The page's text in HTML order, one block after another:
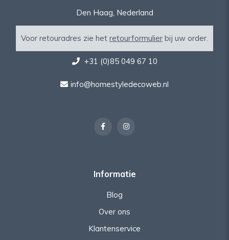
Den Haag, Nederland
Voor retouradres zie het retourformulier bij uw order.
+31 (0)85 049 67 10
info@homestyledecoweb.nl
Informatie
Blog
Over ons
Klantenservice